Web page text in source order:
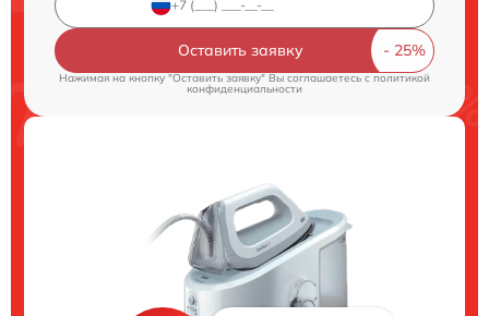
Оставить заявку
Нажимая на кнопку "Оставить заявку" Вы соглашаетесь cполитикой
конфиденциальности